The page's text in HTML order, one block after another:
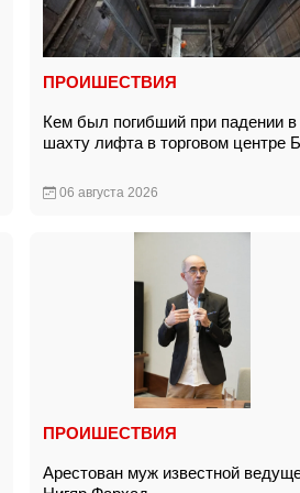
ПРОИШЕСТВИЯ
Кем был погибший при падении в
шахту лифта в торговом центре
06 августа 2026
ПРОИШЕСТВИЯ
Арестован муж известной